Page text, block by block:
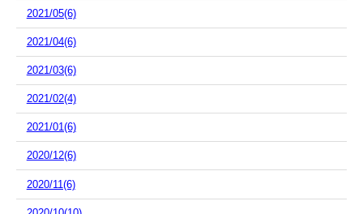
2021/05(6)
2021/04(6)
2021/03(6)
2021/02(4)
2021/01(6)
2020/12(6)
2020/11(6)